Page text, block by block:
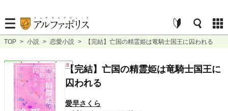
TOP > 小説 > 恋愛小説 > 【完結】亡国の精霊姫は竜騎士国王に囚われる
恋愛 完結 短編 R18【完結】亡国の精霊姫は竜騎士国王に
囚われる
愛早さくら